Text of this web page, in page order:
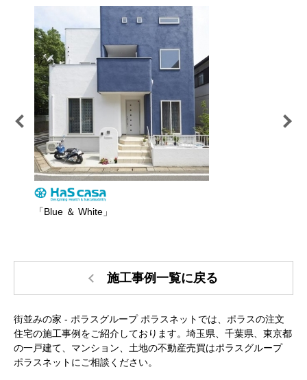
「Blue ＆ White」
施工事例一覧に戻る
街並みの家 - ポラスグループ ポラスネットでは、ポラスの注文
住宅の施工事例をご紹介しております。埼玉県、千葉県、東京都
の一戸建て、マンション、土地の不動産売買はポラスグループ
ポラスネットにご相談ください。